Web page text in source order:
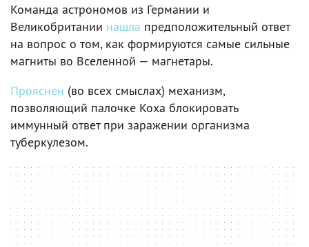
Команда астрономов из Германии и
Великобритании нашла предположительный ответ
на вопрос о том, как формируются самые сильные
магниты во Вселенной — магнетары.
Прояснен (во всех смыслах) механизм,
позволяющий палочке Коха блокировать
иммунный ответ при заражении организма
туберкулезом.